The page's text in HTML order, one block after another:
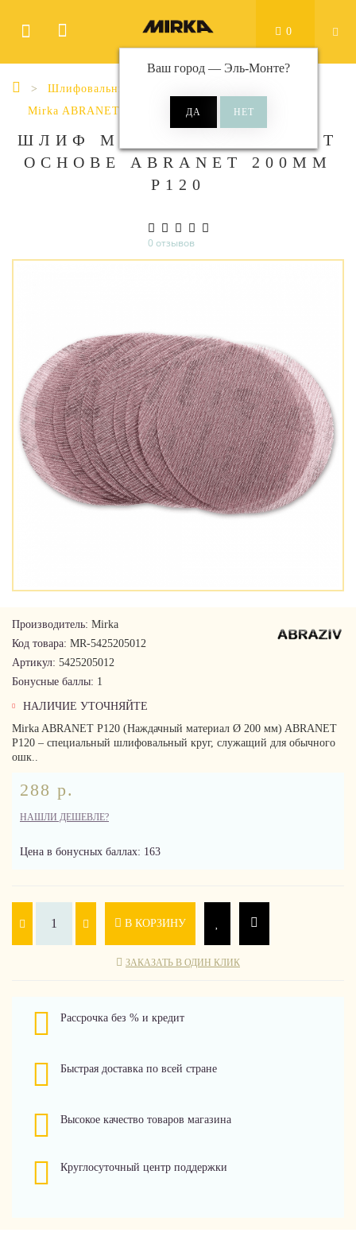
Ваш город — Эль-Монте?
0
Шлифовальные материалы
Mirka ABRANET
Abranet Ø 200 мм
ШЛИФ МАТ НА СЕТЧ СИНТ
ОСНОВЕ ABRANET 200ММ
Р120
0 отзывов
Производитель: Mirka
Код товара: MR-5425205012
Артикул: 5425205012
Бонусные баллы: 1
НАЛИЧИЕ УТОЧНЯЙТЕ
Mirka ABRANET P120 (Наждачный материал Ø 200 мм) ABRANET
P120 – специальный шлифовальный круг, служащий для обычного
ошк..
288 р.
НАШЛИ ДЕШЕВЛЕ?
Цена в бонусных баллах: 163
В КОРЗИНУ
ЗАКАЗАТЬ В ОДИН КЛИК
Рассрочка без % и кредит
Быстрая доставка по всей стране
Высокое качество товаров магазина
Круглосуточный центр поддержки